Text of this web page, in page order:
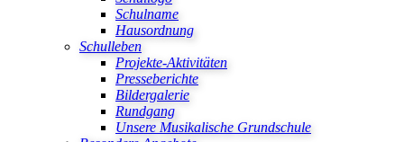
Schulname
Hausordnung
Schulleben
Projekte-Aktivitäten
Presseberichte
Bildergalerie
Rundgang
Unsere Musikalische Grundschule